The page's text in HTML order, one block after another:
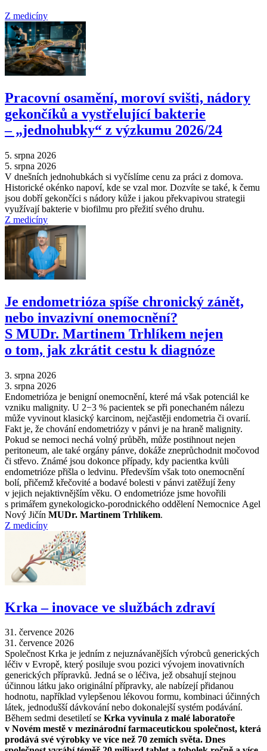
Z medicíny
Pracovní osamění, moroví svišti, nádory
gekončíků a vystřelující bakterie
–⁠ „jednohubky“ z výzkumu 2026/24
5. srpna 2026
5. srpna 2026
V dnešních jednohubkách si vyčíslíme cenu za práci z domova.
Historické okénko napoví, kde se vzal mor. Dozvíte se také, k čemu
jsou dobří gekončíci s nádory kůže i jakou překvapivou strategii
využívají bakterie v biofilmu pro přežití svého druhu.
Z medicíny
Je endometrióza spíše chronický zánět,
nebo invazivní onemocnění?
S MUDr. Martinem Trhlíkem nejen
o tom, jak zkrátit cestu k diagnóze
3. srpna 2026
3. srpna 2026
Endometrióza je benigní onemocnění, které má však potenciál ke
vzniku malignity. U 2−3 % pacientek se při ponechaném nálezu
může vyvinout klasický karcinom, nejčastěji endometria či ovarií.
Fakt je, že chování endometriózy v pánvi je na hraně malignity.
Pokud se nemoci nechá volný průběh, může postihnout nejen
peritoneum, ale také orgány pánve, dokáže zneprůchodnit močovod
či střevo. Známé jsou dokonce případy, kdy pacientka kvůli
endometrióze přišla o ledvinu. Především však toto onemocnění
bolí, přičemž křečovité a bodavé bolesti v pánvi zatěžují ženy
v jejich nejaktivnějším věku. O endometrióze jsme hovořili
s primářem gynekologicko-porodnického oddělení Nemocnice Agel
Nový Jičín MUDr. Martinem Trhlíkem.
Z medicíny
Krka –⁠ inovace ve službách zdraví
31. července 2026
31. července 2026
Společnost Krka je jedním z nejuznávanějších výrobců generických
léčiv v Evropě, který posiluje svou pozici vývojem inovativních
generických přípravků. Jedná se o léčiva, jež obsahují stejnou
účinnou látku jako originální přípravky, ale nabízejí přidanou
hodnotu, například vylepšenou lékovou formu, kombinaci účinných
látek, jednodušší dávkování nebo dokonalejší systém podávání.
Během sedmi desetiletí se Krka vyvinula z malé laboratoře
v Novém mestě v mezinárodní farmaceutickou společnost, která
prodává své výrobky ve více než 70 zemích světa. Dnes